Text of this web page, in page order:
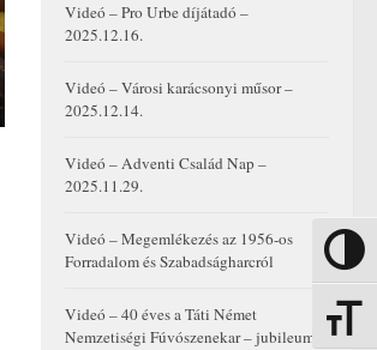
Nagy
Videó – Pro Urbe díjátadó –
2025.12.16.
Videó – Városi karácsonyi műsor –
2025.12.14.
Videó – Adventi Család Nap –
2025.11.29.
Videó – Megemlékezés az 1956-os
Forradalom és Szabadságharcról
Videó – 40 éves a Táti Német
Nemzetiségi Fúvószenekar – jubileumi